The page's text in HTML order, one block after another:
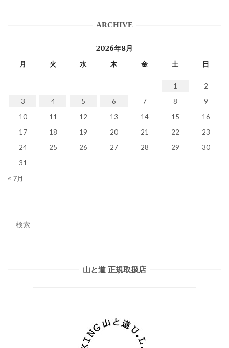
ARCHIVE
2026年8月
月 火 水 木 金 土 日
1
2
3
4 5 6 7 8
9
10
11 12 13 14 15
16
17
18 19 20 21 22
23
24
25 26 27 28 29
30
31
« 7月
山と道 正規取扱店